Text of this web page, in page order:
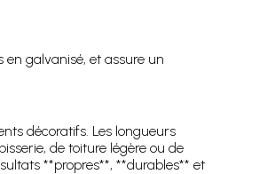
en galvanisé, et assure un
décoratifs. Les longueurs
de toiture légère ou de
**propres**, **durables** et